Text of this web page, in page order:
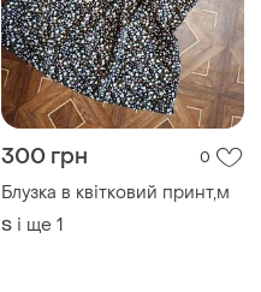
300 грн 0
Блузка в квітковий принт,м
S і ще 1